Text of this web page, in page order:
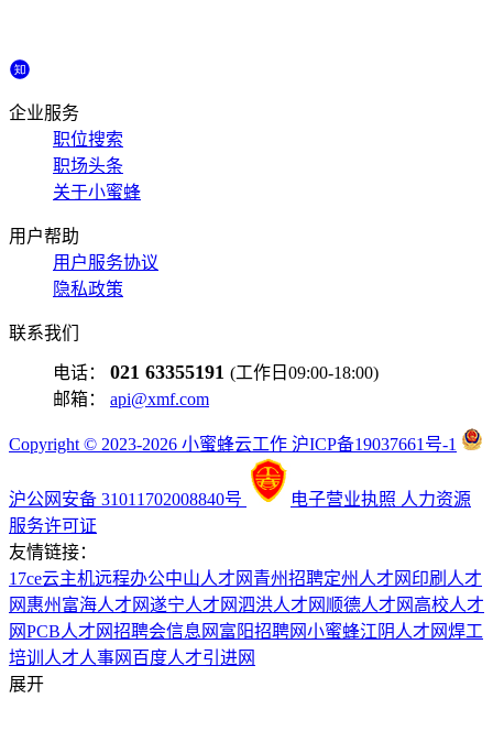
企业服务
职位搜索
职场头条
关于小蜜蜂
用户帮助
用户服务协议
隐私政策
联系我们
电话： 021 63355191 (工作日09:00-18:00)
邮箱： api@xmf.com
Copyright © 2023-2026 小蜜蜂云工作 沪ICP备19037661号-1
沪公网安备 31011702008840号 电子营业执照 人力资源
服务许可证
友情链接：
17ce云主机远程办公中山人才网 青州招聘定州人才网 印刷人才
网 惠州富海人才网遂宁人才网泗洪人才网 顺德人才网 高校人才
网PCB人才网招聘会信息网 富阳招聘网小蜜蜂江阴人才网焊工
培训 人才人事网 百度人才引进网
展开